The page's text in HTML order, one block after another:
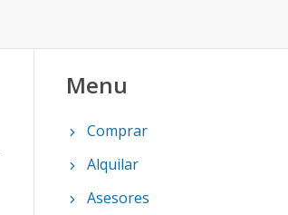
Menu
Comprar
Alquilar
Asesores